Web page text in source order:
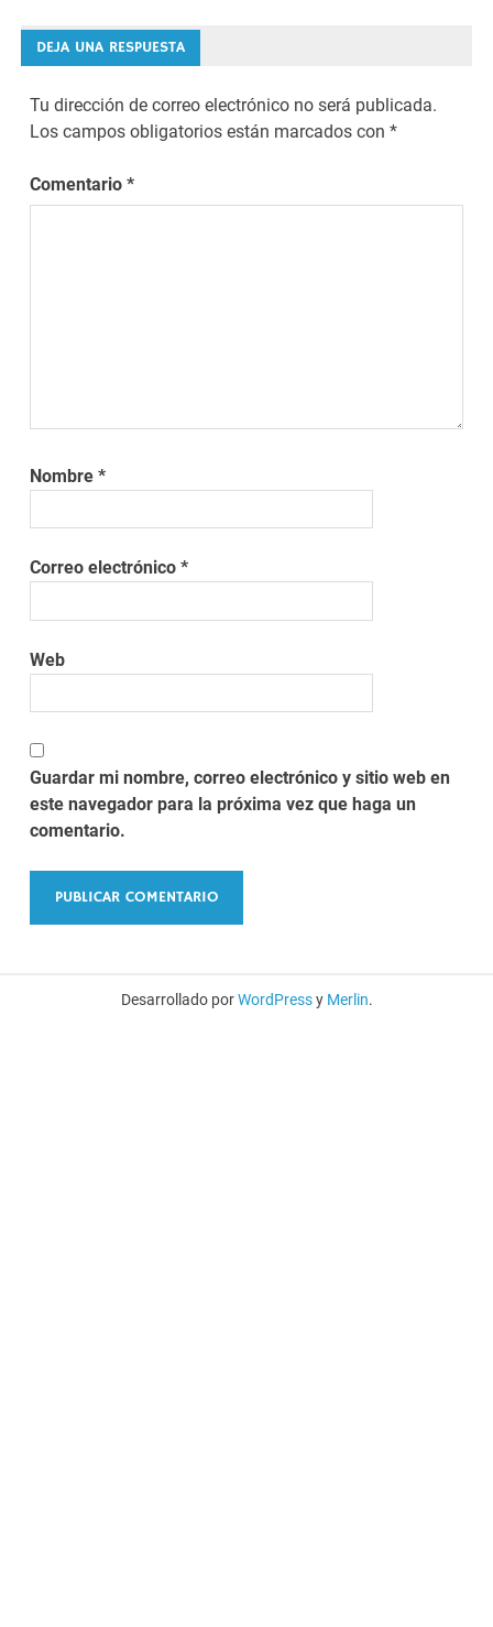
entradas
DEJA UNA RESPUESTA
Tu dirección de correo electrónico no será publicada.
Los campos obligatorios están marcados con*
Comentario*
Nombre*
Correo electrónico*
Web
Guardar mi nombre, correo electrónico y sitio web en
este navegador para la próxima vez que haga un
comentario.
Desarrollado porWordPressy Merlin.